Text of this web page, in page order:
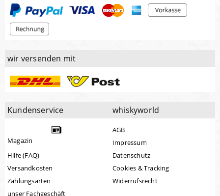
wir versenden mit
Kundenservice
Magazin
Hilfe (FAQ)
Versandkosten
Zahlungsarten
unser Fachgeschäft
whiskyworld
AGB
Impressum
Datenschutz
Cookies & Tracking
Widerrufsrecht